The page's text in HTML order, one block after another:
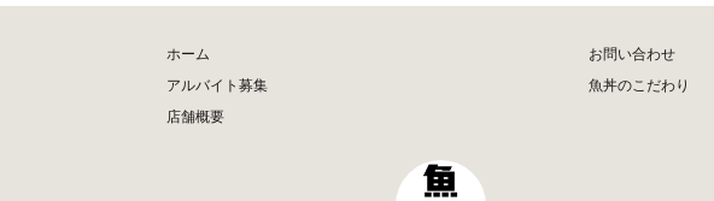
ホーム
お問い合わせ
アルバイト募集
魚丼のこだわり
店舗概要